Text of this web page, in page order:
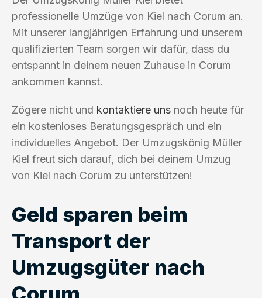
professionelle Umzüge von Kiel nach Corum an.
Mit unserer langjährigen Erfahrung und unserem
qualifizierten Team sorgen wir dafür, dass du
entspannt in deinem neuen Zuhause in Corum
ankommen kannst.
Zögere nicht und kontaktiere uns noch heute für
ein kostenloses Beratungsgespräch und ein
individuelles Angebot. Der Umzugskönig Müller
Kiel freut sich darauf, dich bei deinem Umzug
von Kiel nach Corum zu unterstützen!
Geld sparen beim
Transport der
Umzugsgüter nach